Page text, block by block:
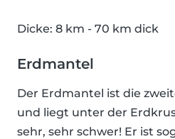
Dicke: 8 km - 70 km dick
Erdmantel
Der Erdmantel ist die
und liegt unter der
sehr, sehr schwer! Er ist